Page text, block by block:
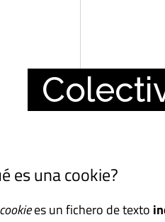
es una cookie?
cookiees un fichero de texto